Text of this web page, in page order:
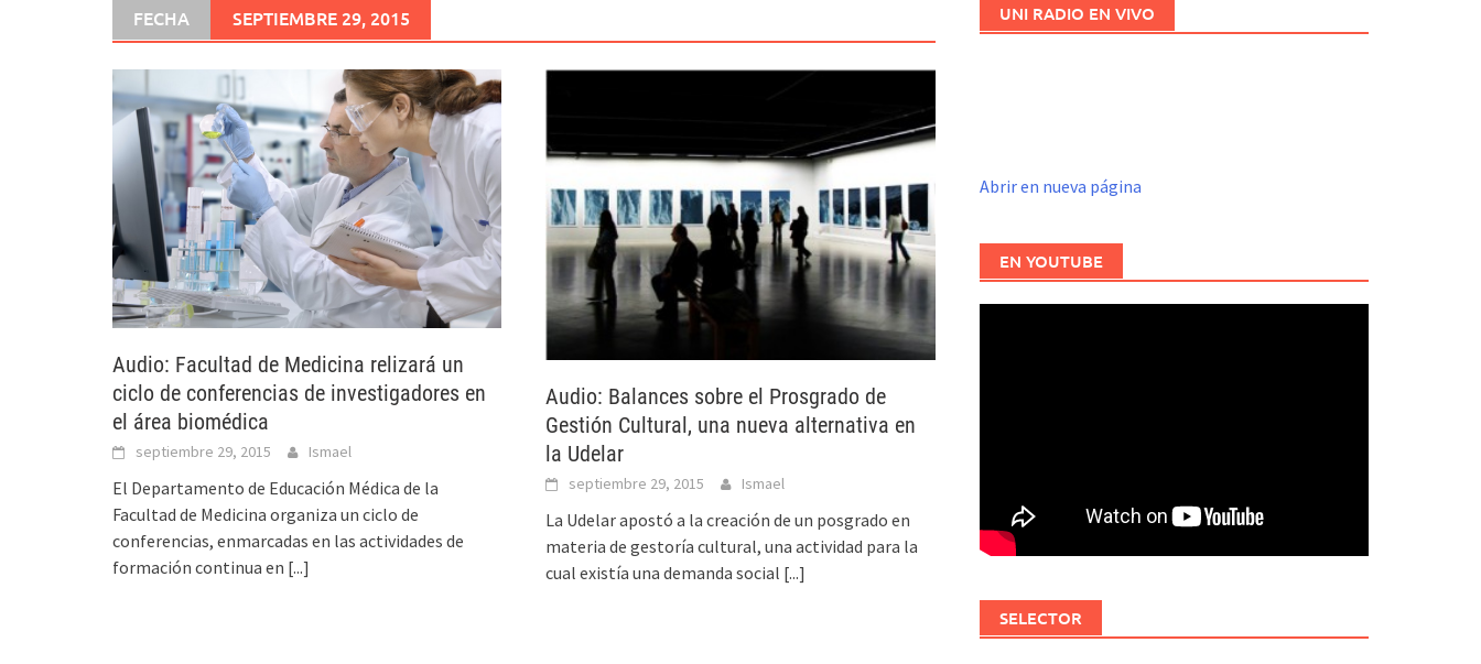
FECHA SEPTIEMBRE 29, 2015
Audio: Facultad de Medicina relizará un
ciclo de conferencias de investigadores en
el área biomédica
septiembre 29, 2015 Ismael
El Departamento de Educación Médica de la
Facultad de Medicina organiza un ciclo de
conferencias, enmarcadas en las actividades de
formación continua en [...]
Audio: Balances sobre el Prosgrado de
Gestión Cultural, una nueva alternativa en
la Udelar
septiembre 29, 2015 Ismael
La Udelar apostó a la creación de un posgrado en
materia de gestoría cultural, una actividad para la
cual existía una demanda social [...]
UNI RADIO EN VIVO
Abrir en nueva página
EN YOUTUBE
SELECTOR